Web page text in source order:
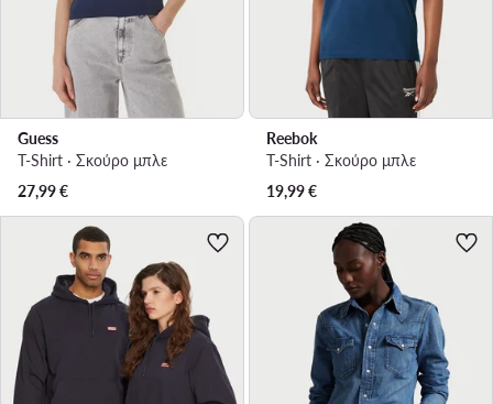
Guess
T-Shirt · Σκούρο μπλε
27,99€
Reebok
T-Shirt · Σκούρο μπλε
19,99€